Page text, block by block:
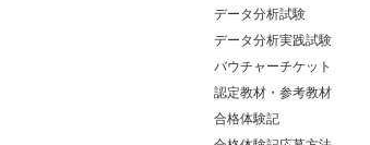
データ分析試験
データ分析実践試験
バウチャーチケット
認定教材・参考教材
合格体験記